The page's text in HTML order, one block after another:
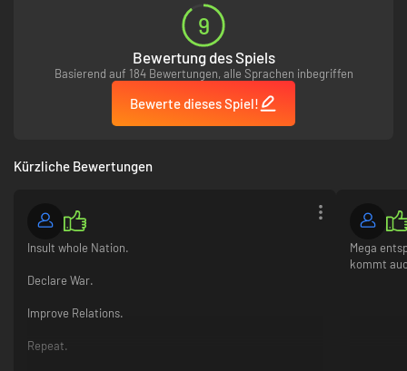
9
Bewertung des Spiels
Basierend auf 184 Bewertungen, alle Sprachen inbegriffen
Bewerte dieses Spiel!
Kürzliche Bewertungen
Insult whole Nation.
Declare War.
Improve Relations.
Repeat.
Mega
kommt